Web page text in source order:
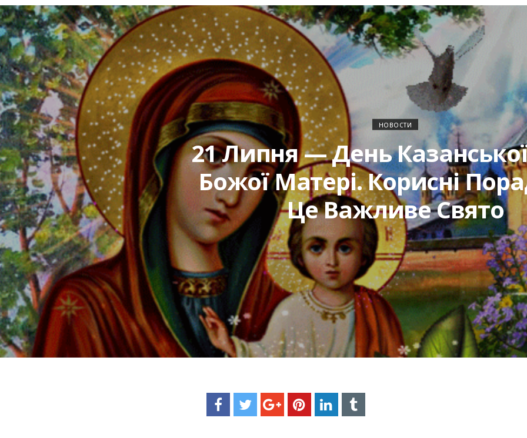
НОВОСТИ
21 Липня — День
Божої Матері. Корисні
Це Важливе Свято